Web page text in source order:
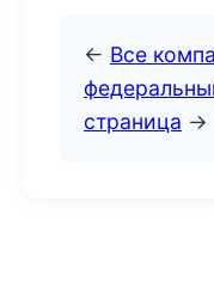
← Все
страница →